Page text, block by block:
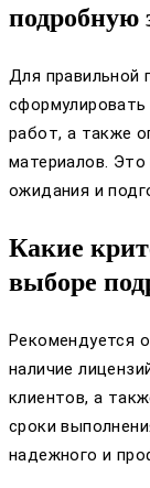
подробную
Для правильной
работ, а также
материалов.
ожидания и
Какие
выборе
Рекомендуется
наличие
клиентов, а
сроки
надежного и